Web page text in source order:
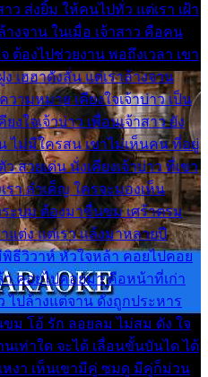
ว ส่งยิ้ม ให้คนไปทั่ว แต่เรา เฝ้า
างจาน ในเมื่อ เจ้าสาว คือคน
ต้องไปช่วยงาน พอถึงเวลา เขา
เฮฮาดังลั่น แต่เราล้างจาน
ามหมาย เคียงใจเจ้าบ่าว เป็น
ใจเจ้าบ่าว เพื่อนเจ้าสาว ยัง
ไม่มีใครสน เขาไม่เห็นคน ที่อยู่
สวยเด่น นั่งเคียงเจ้าบ่าว ที่เขา
รา ลำเค็ญ ใครจะมองเห็น
ะบม ต้องมาขื่นขม เศร้าตรม
ต่ง แต่เรา แล้งมาหลายปี
ธีวิวาห์ หัวใจหล้า คอยไปคอย
คอยไปคอยมา คือหน้าที่เก่า
ไปล้างแต่จาน ดั่งถูกประหาร
ม โอ้ รัก ลอยลม ไม่สม ดัง ใจ
เท่าใด จะได้ เลื่อนขั้นบันได ได้
หงา เห็นเขามีคู่ ซมดู มีคู่ก็ม่วน